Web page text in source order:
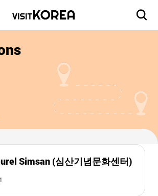
Simsan (심산기념문화센터)
1